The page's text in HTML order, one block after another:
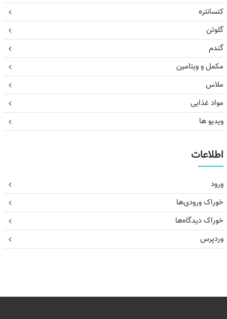
کنسانتره
گلوتن
گندم
مکمل و ویتامین
ملاس
مواد غذایی
ویدیو ها
اطلاعات
ورود
خوراک ورودی‌ها
خوراک دیدگاه‌ها
وردپرس